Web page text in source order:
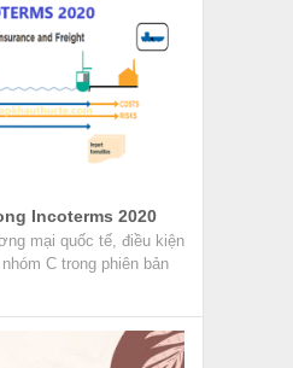
Incoterms 2020
mại quốc tế, điều kiện
C trong phiên bản